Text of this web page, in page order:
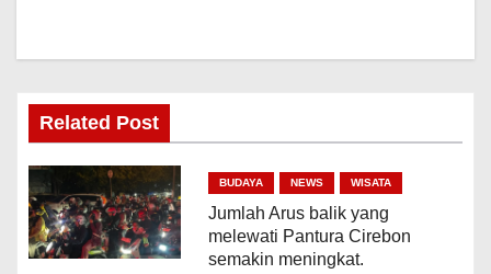
Related Post
BUDAYA NEWS WISATA
Jumlah Arus balik yang
melewati Pantura Cirebon
semakin meningkat.